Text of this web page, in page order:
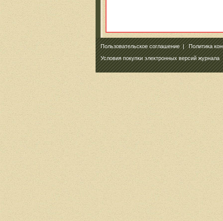
Пользовательское соглашение|Политика
Условия покупки электронных версий журнала